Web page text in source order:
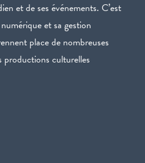
et de ses événements. C’est
et sa gestion
place de nombreuses
productions culturelles